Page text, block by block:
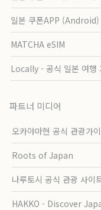
일본 쿠폰APP (Android)
MATCHA eSIM
Locally - 공식 일본 여행
파트너 미디어
오카야마현 공식 관광가
Roots of Japan
나루토시 공식 관광 사이
HAKKO - Discover